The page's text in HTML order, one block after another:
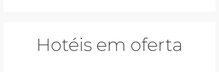
Hotéis em oferta